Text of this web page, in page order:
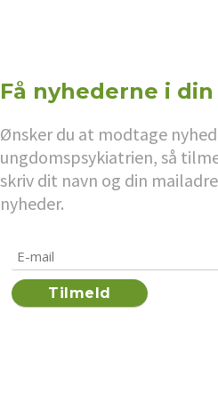
Få nyhederne i
Ønsker du at modtage
ungdomspsykiatrien, så
skriv dit navn og din
nyheder.